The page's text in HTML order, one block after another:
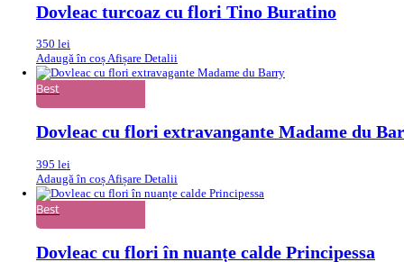
Dovleac turcoaz cu flori Tino Buratino
350 lei
Adaugă în coșAfișare Detalii
Best
Dovleac cu flori extravangante Madame du
395 lei
Adaugă în coș Afișare Detalii
Best
Dovleac cu flori în nuanțe calde Principessa